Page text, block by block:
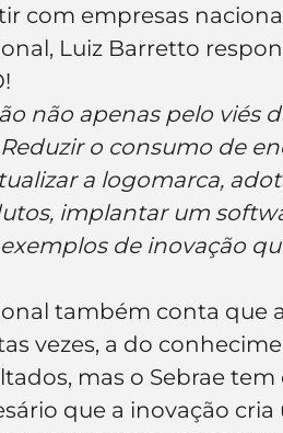
com empresas
Luiz Barretto
não apenas pelo viés
o consumo de
a logomarca,
implantar um
de inovação
também conta que
vezes, a do
mas o Sebrae
que a inovação